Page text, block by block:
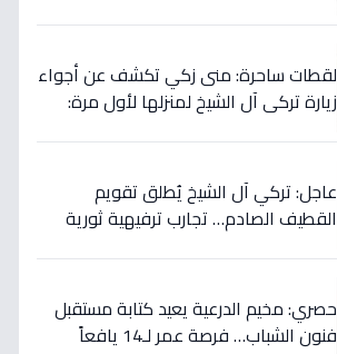
لقطات ساحرة: منى زكي تكشف عن أجواء
زيارة تركي آل الشيخ لمنزلها لأول مرة:
عاجل: تركي آل الشيخ يُطلق تقويم
القطيف الصادم… تجارب ترفيهية ثورية
حصري: مخيم الدرعية يعيد كتابة مستقبل
فنون الشباب… فرصة عمر لـ14 يافعاً